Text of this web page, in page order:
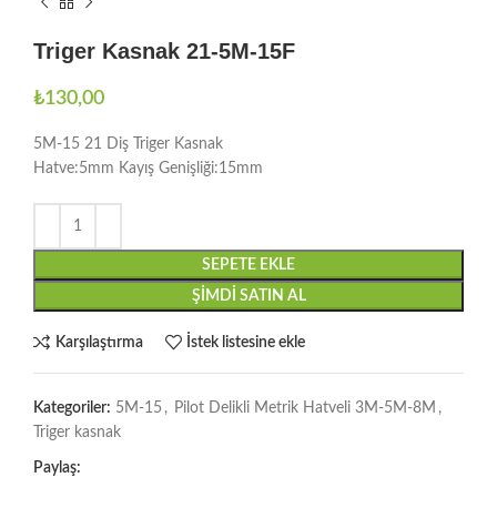
Triger Kasnak 21-5M-15F
₺130,00
5M-15 21 Diş Triger Kasnak
Hatve:5mm Kayış Genişliği:15mm
SEPETE EKLE
ŞIMDI SATIN AL
Karşılaştırma İstek listesine ekle
Kategoriler: 5M-15 , Pilot Delikli Metrik Hatveli 3M-5M-8M ,
Triger kasnak
Paylaş: